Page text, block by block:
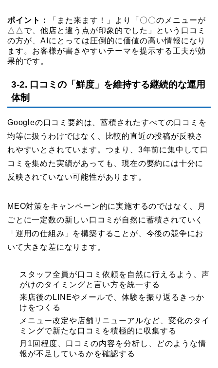
ポイント：
「また来ます！」より「〇〇のメニューが
△△で、他店と違う点が印象的でした」という口コミ
の方が、AIにとっては圧倒的に価値の高い情報になり
ます。お客様が書きやすいテーマを提示する工夫が効
果的です。
3-2. 口コミの「鮮度」を維持する継続的な運用
体制
Googleの口コミ要約は、蓄積されたすべての口コミを
均等に扱うわけではなく、比較的直近の投稿が反映さ
れやすいとされています。つまり、3年前に集中して口
コミを集めた実績があっても、現在の要約には十分に
反映されていない可能性があります。
MEO対策をキャンペーン的に実施するのではなく、月
ごとに一定数の新しい口コミが自然に蓄積されていく
「運用の仕組み」を構築することが、今後の競争にお
いて大きな差になります。
スタッフ全員が口コミ依頼を自然に行えるよう、声
がけのタイミングと言い方を統一する
来店後のLINEやメールで、体験を振り返るきっか
けをつくる
メニュー改定や店舗リニューアルなど、変化のタイ
ミングで新たな口コミを積極的に収集する
月1回程度、口コミの内容を分析し、どのような情
報が不足しているかを確認する